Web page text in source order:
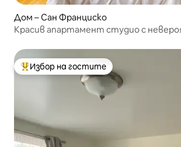
Дом – Сан Франциско
Красив апартамент студио с
Най-популярен избор на гостите
Избор на гостите